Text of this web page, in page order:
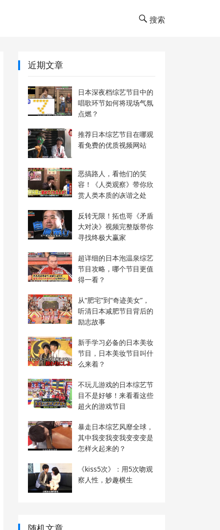
搜索
近期文章
日本深夜档综艺节目中的
唱歌环节如何将现场气氛
点燃？
推荐日本综艺节目在哪观
看免费的优质视频网站
恶搞路人，看他们的笑
容！《人类观察》带你欣
赏人类本质的诙谐之处
反转无限！拓也哥《矛盾
大对决》视频完整版带你
寻找终极大赢家
超详细的日本泡温泉综艺
节目攻略，哪个节目更值
得一看？
从“肥宅”到“奇迹美女”，
听清日本减肥节目背后的
励志故事
新手学习必备的日本美妆
节目，日本美妆节目叫什
么来着？
不玩儿游戏的日本综艺节
目不是好够！来看看这些
超火的游戏节目
暴走日本综艺风靡全球，
其中我变我变我变变变是
怎样火起来的？
《kiss5次》：用5次吻观
察人性，妙趣横生